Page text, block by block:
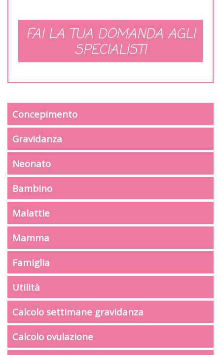
FAI LA TUA DOMANDA AGLI
SPECIALISTI
Concepimento
Gravidanza
Neonato
Bambino
Malattie
Mamma
Famiglia
Utilità
Calcolo settimane gravidanza
Calcolo ovulazione